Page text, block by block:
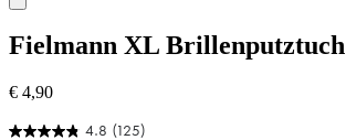
Fielmann XL Brillenputztuch
€ 4,90
4.8 (125)